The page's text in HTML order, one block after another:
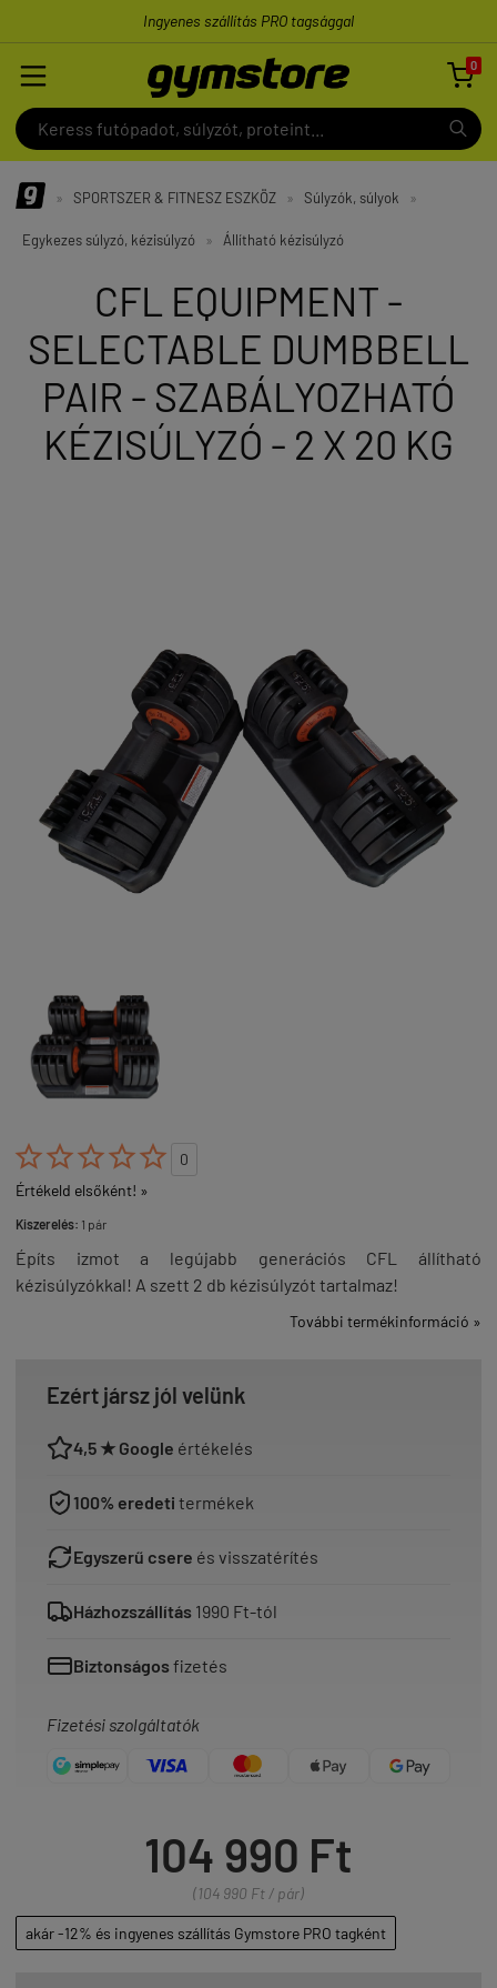
Ingyenes szállítás PRO tagsággal
0

» SPORTSZER & FITNESZ ESZKÖZ » Súlyzók, súlyok »
Egykezes súlyzó, kézisúlyzó » Állítható kézisúlyzó
CFL EQUIPMENT -
SELECTABLE DUMBBELL
PAIR - SZABÁLYOZHATÓ
KÉZISÚLYZÓ - 2 X 20 KG

0
Értékeld elsőként! »
Kiszerelés: 1 pár
Építs izmot a legújabb generációs CFL állítható
kézisúlyzókkal! A szett 2 db kézisúlyzót tartalmaz!
További termékinformáció »
Ezért jársz jól velünk
4,5 ★ Google értékelés
100% eredeti termékek
Egyszerű csere és visszatérítés
Házhozszállítás 1990 Ft-tól
Biztonságosfizetés
Fizetési szolgáltatók
104 990 Ft
(104 990 Ft / pár)
akár -12% és ingyenes szállítás Gymstore PRO tagként